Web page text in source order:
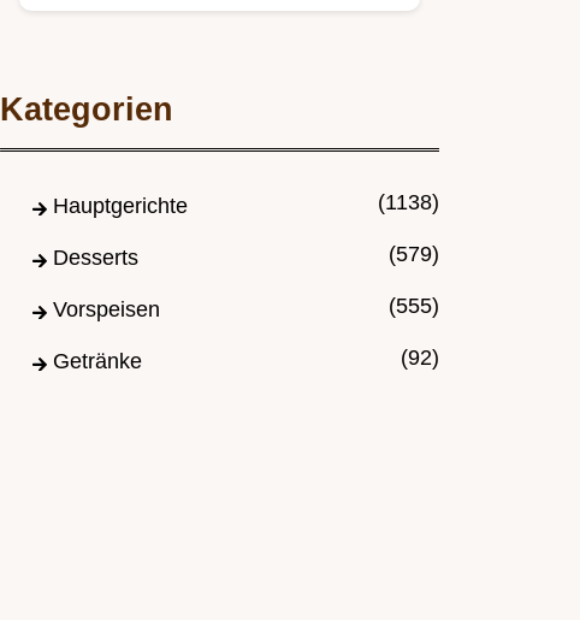
Kategorien
Hauptgerichte (1138)
Desserts (579)
Vorspeisen (555)
Getränke (92)